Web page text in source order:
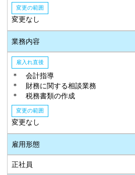
変更の範囲
変更なし
業務内容
雇入れ直後
＊ 会計指導
＊ 財務に関する相談業務
＊ 税務書類の作成
変更の範囲
変更なし
雇用形態
正社員